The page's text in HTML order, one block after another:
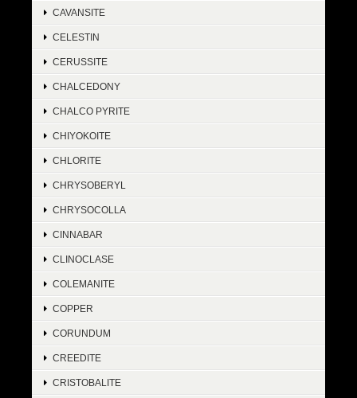
CAVANSITE
CELESTIN
CERUSSITE
CHALCEDONY
CHALCO PYRITE
CHIYOKOITE
CHLORITE
CHRYSOBERYL
CHRYSOCOLLA
CINNABAR
CLINOCLASE
COLEMANITE
COPPER
CORUNDUM
CREEDITE
CRISTOBALITE